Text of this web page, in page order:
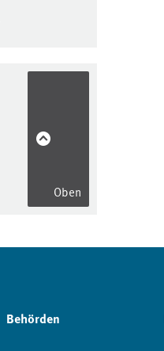
Oben
Behörden